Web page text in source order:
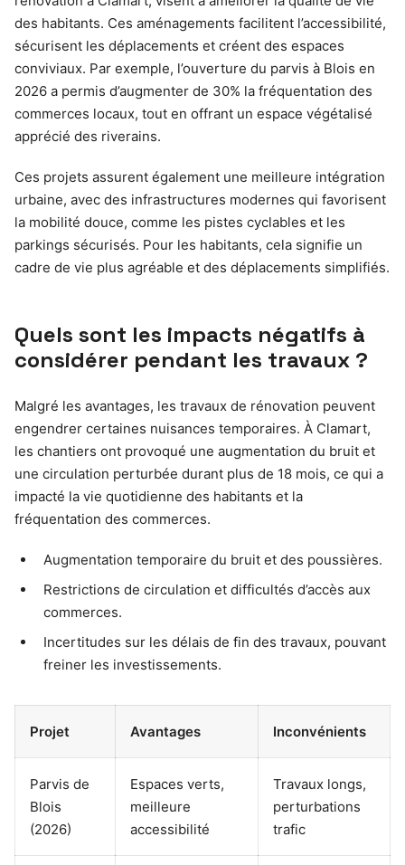
des habitants. Ces aménagements facilitent l’accessibilité,
sécurisent les déplacements et créent des espaces
conviviaux. Par exemple, l’ouverture du parvis à Blois en
2026 a permis d’augmenter de 30% la fréquentation des
commerces locaux, tout en offrant un espace végétalisé
apprécié des riverains.
Ces projets assurent également une meilleure intégration
urbaine, avec des infrastructures modernes qui favorisent
la mobilité douce, comme les pistes cyclables et les
parkings sécurisés. Pour les habitants, cela signifie un
cadre de vie plus agréable et des déplacements simplifiés.
Quels sont les impacts négatifs à
considérer pendant les travaux ?
Malgré les avantages, les travaux de rénovation peuvent
engendrer certaines nuisances temporaires. À Clamart,
les chantiers ont provoqué une augmentation du bruit et
une circulation perturbée durant plus de 18 mois, ce qui a
impacté la vie quotidienne des habitants et la
fréquentation des commerces.
Augmentation temporaire du bruit et des poussières.
Restrictions de circulation et difficultés d’accès aux
commerces.
Incertitudes sur les délais de fin des travaux, pouvant
freiner les investissements.
Projet Avantages Inconvénients
Parvis de
Blois
(2026)
Espaces verts,
meilleure
accessibilité
Travaux longs,
perturbations
trafic